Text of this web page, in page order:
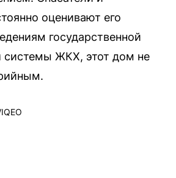
оценивают его
государственной
системы ЖКХ, этот дом не